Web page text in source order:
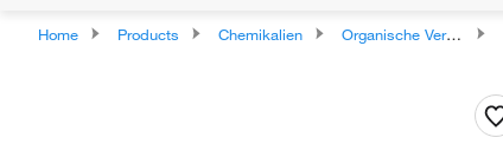
Home Products Chemikalien Organische Verbindungen